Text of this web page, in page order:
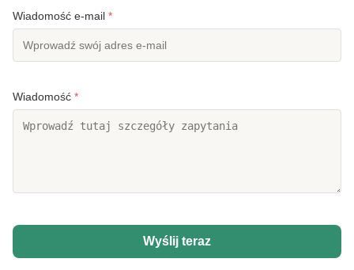
Wiadomość e-mail *
Wiadomość *
Wyślij teraz